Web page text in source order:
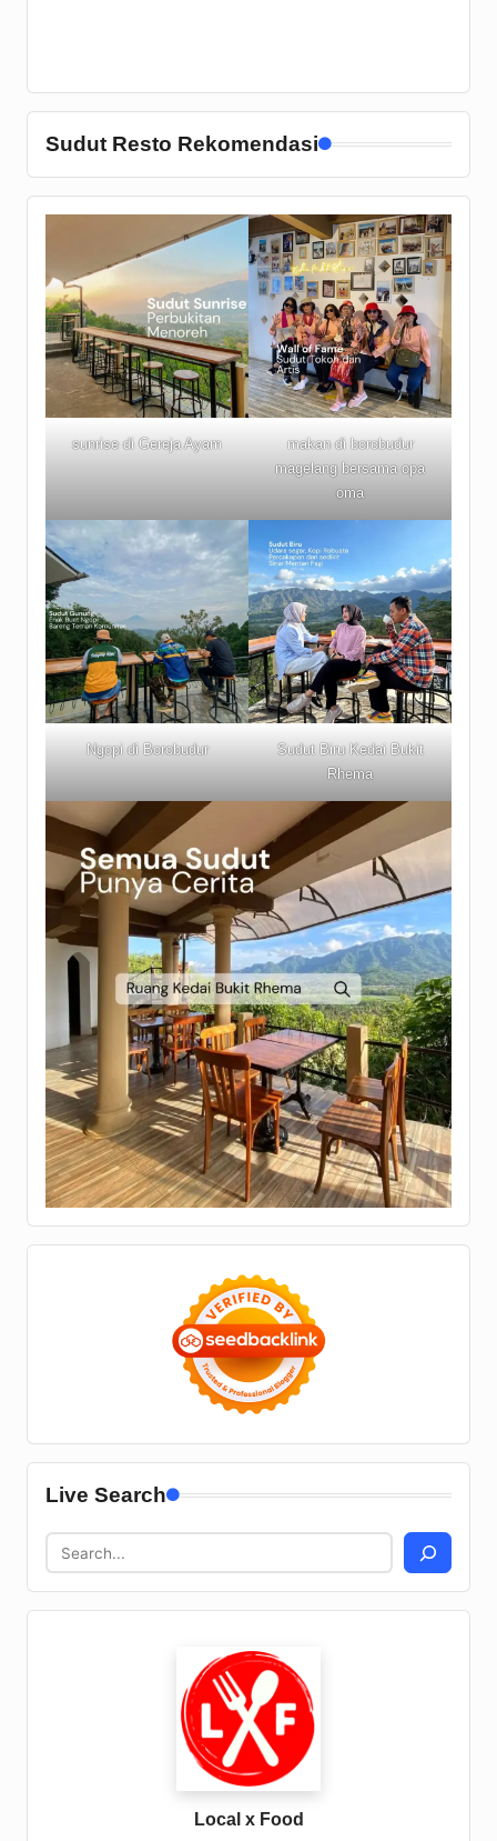
Sudut Resto Rekomendasi
sunrise di Gereja Ayam
makan di borobudur
magelang bersama opa
oma
Ngopi di Borobudur
Sudut Biru Kedai Bukit
Rhema
Live Search
Local x Food